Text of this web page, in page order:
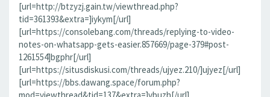
[url=http://btzyzj.gain.tw/viewthread.php?
tid=361393&extra=]iykym[/url]
[url=https://consolebang.com/threads/replying-to-video-
notes-on-whatsapp-gets-easier.857669/page-379#post-
1261554]bgphr[/url]
[url=https://situsdiskusi.com/threads/ujyez.210/]ujyez[/url]
[url=https://bbs.dawang.space/forum.php?